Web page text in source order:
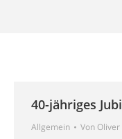
40-jähriges
Allgemein Von Oliver